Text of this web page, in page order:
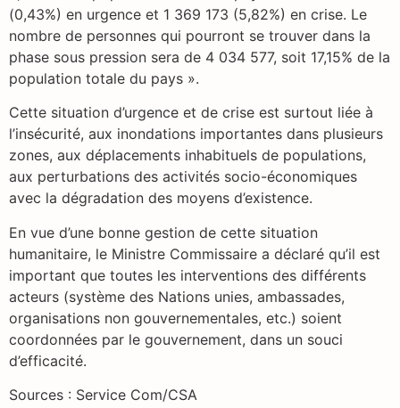
(0,43%) en urgence et 1 369 173 (5,82%) en crise. Le
nombre de personnes qui pourront se trouver dans la
phase sous pression sera de 4 034 577, soit 17,15% de la
population totale du pays ».
Cette situation d’urgence et de crise est surtout liée à
l’insécurité, aux inondations importantes dans plusieurs
zones, aux déplacements inhabituels de populations,
aux perturbations des activités socio-économiques
avec la dégradation des moyens d’existence.
En vue d’une bonne gestion de cette situation
humanitaire, le Ministre Commissaire a déclaré qu’il est
important que toutes les interventions des différents
acteurs (système des Nations unies, ambassades,
organisations non gouvernementales, etc.) soient
coordonnées par le gouvernement, dans un souci
d’efficacité.
Sources : Service Com/CSA